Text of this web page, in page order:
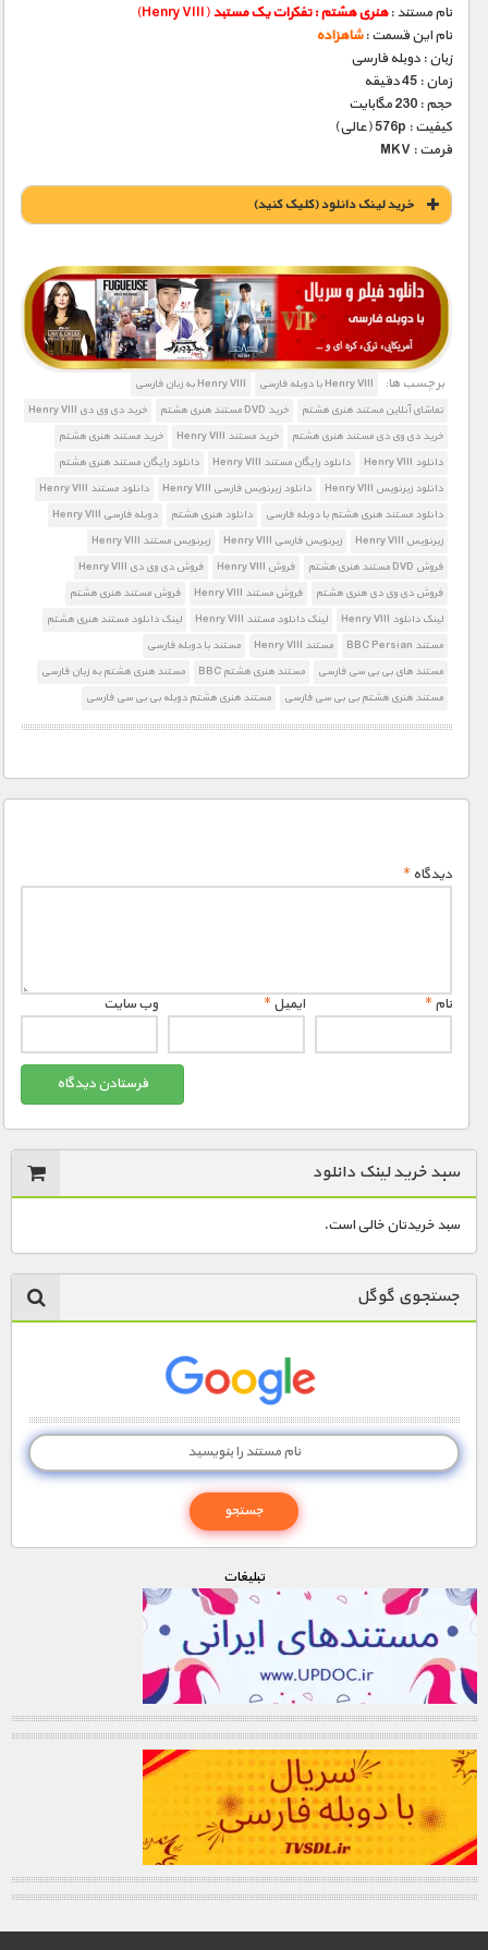
نام مستند :هنری هشتم : تفکرات یک مستبد(Henry VIII)
نام این قسمت :شاهزاده
زبان : دوبله فارسی
زمان : 45 دقیقه
حجم : 230 مگابایت
کیفیت : 576p (عالی)
فرمت : MKV
خريد لينک دانلود (کليک کنيد)
1900 تومان – خريد لينک دانلود (افزودن به سبد خريد)
برچسب ها: Henry VIII با دوبله فارسی
Henry VIII به زبان فارسی
تماشای آنلاین مستند هنری هشتم
خرید DVD مستند هنری هشتم
خرید دی وی دی Henry VIII
خرید دی وی دی مستند هنری هشتم
خرید مستند Henry VIII
خرید مستند هنری هشتم
دانلود Henry VIII
دانلود رایگان مستند Henry VIII
دانلود رایگان مستند هنری هشتم
دانلود زیرنویس Henry VIII
دانلود زیرنویس فارسی Henry VIII
دانلود مستند Henry VIII
دانلود مستند هنری هشتم با دوبله فارسی
دانلود هنری هشتم
دوبله فارسی Henry VIII
زیرنویس Henry VIII
زیرنویس فارسی Henry VIII
زیرنویس مستند Henry VIII
فروش DVD مستند هنری هشتم
فروش Henry VIII
فروش دی وی دی Henry VIII
فروش دی وی دی هنری هشتم
فروش مستند Henry VIII
فروش مستند هنری هشتم
لینک دانلود Henry VIII
لینک دانلود مستند Henry VIII
لینک دانلود مستند هنری هشتم
مستند BBC Persian
مستند Henry VIII
مستند با دوبله فارسی
مستند های بی بی سی فارسی
مستند هنری هشتم BBC
مستند هنری هشتم به زبان فارسی
مستند هنری هشتم بی بی سی فارسی
مستند هنری هشتم دوبله بی بی سی فارسی
دیدگاه*
نام* ایمیل* وب‌ سایت
سبد خرید لینک دانلود
سبد خریدتان خالی است.
جستجوی گوگل
تبليغات